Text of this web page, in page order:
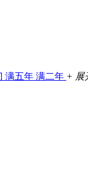
满五年 满二年 + 展